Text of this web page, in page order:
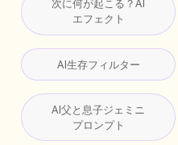
次に何が起こる？AI
エフェクト
AI生存フィルター
AI父と息子ジェミニ
プロンプト